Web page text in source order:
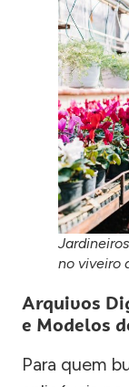
no viveiro
Arquivos
e Modelos
Para quem